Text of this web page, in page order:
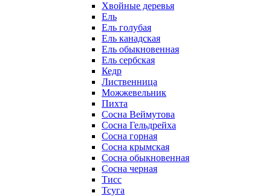
Хвойные деревья
Ель
Ель голубая
Ель канадская
Ель обыкновенная
Ель сербская
Кедр
Лиственница
Можжевельник
Пихта
Сосна Веймутова
Сосна Гельдрейха
Сосна горная
Сосна крымская
Сосна обыкновенная
Сосна черная
Тисс
Тсуга